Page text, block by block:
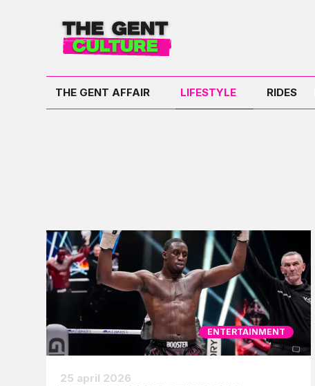
THE GENT AFFAIR LIFESTYLE RIDES
ENTERTAINMENT
25 april 2026